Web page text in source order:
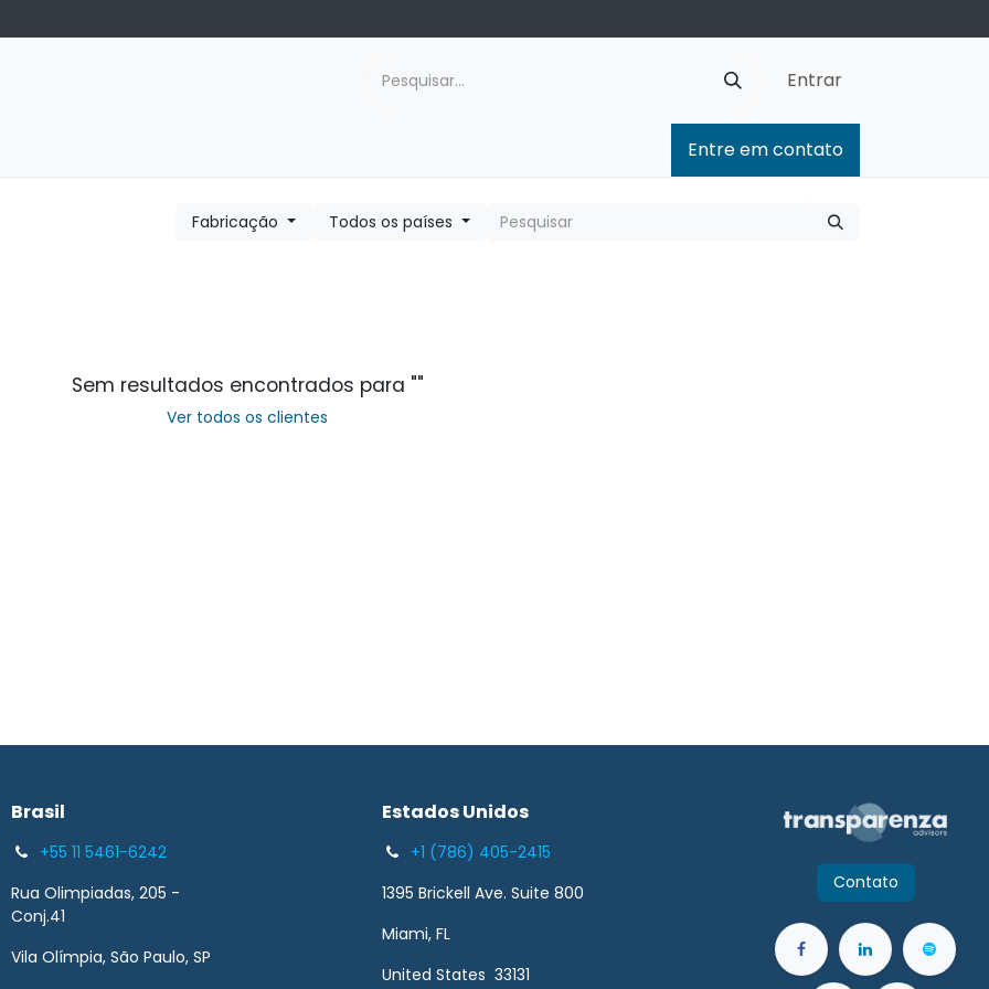
Entrar
Entre em contato
Fabricação Todos os países
Sem resultados encontrados para ""
Ver todos os clientes
Contato
Estados Unidos
+1 (786) 405-2415
1395 Brickell Ave. Suite 800
Miami, FL
United States 33131
Brasil​
+55 11 5461-6242
Rua Olimpiadas, 205 -
Conj.41
Vila Olímpia, São Paulo, SP